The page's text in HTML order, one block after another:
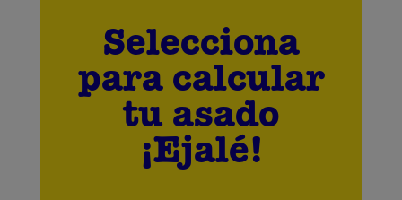
Selecciona
para calcular
tu asado
¡Ejalé!